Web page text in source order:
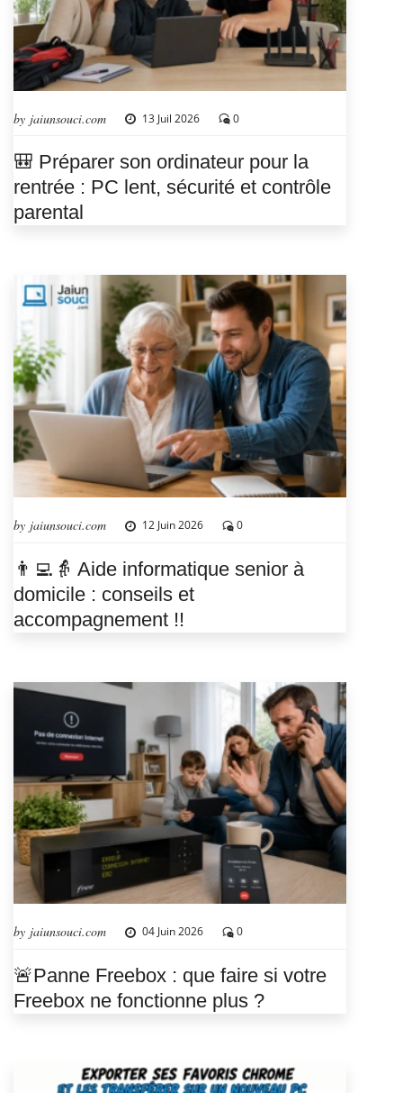
by jaiunsouci.com 13 Juil 2026 0
🎒 Préparer son ordinateur pour la
rentrée : PC lent, sécurité et contrôle
parental
by jaiunsouci.com 12 Juin 2026 0
👨‍💻👵 Aide informatique senior à
domicile : conseils et
accompagnement !!
by jaiunsouci.com 04 Juin 2026 0
🚨Panne Freebox : que faire si votre
Freebox ne fonctionne plus ?